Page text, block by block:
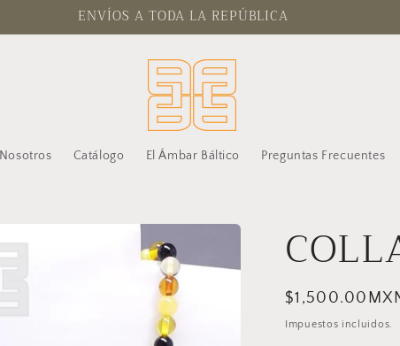
ENVÍOS A TODA LA REPÚBLICA
Nosotros Catálogo El Ámbar Báltico Preguntas Frecuentes
Precio
habitual
Impuestos incluidos.